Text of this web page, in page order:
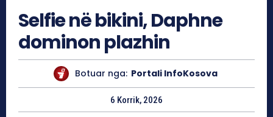
Selfie në bikini, Daphne
dominon plazhin
Botuar nga: Portali InfoKosova
6 Korrik, 2026